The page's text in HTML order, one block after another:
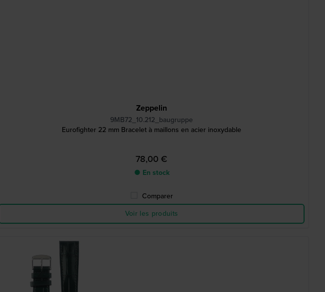
Zeppelin
9MB72_10.212_baugruppe
Eurofighter 22 mm Bracelet à maillons en acier inoxydable
78,00 €
● En stock
Comparer
Voir les produits